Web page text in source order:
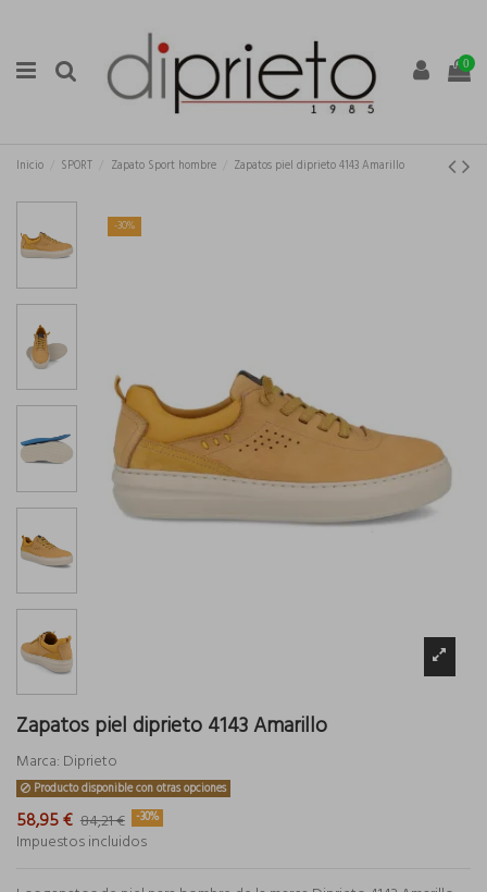
0
Inicio SPORT Zapato Sport hombre Zapatos piel diprieto 4143 Amarillo
-30%
Zapatos piel diprieto 4143 Amarillo
Marca: Diprieto
Producto disponible con otras opciones
58,95 € 84,21 € -30%
Impuestos incluidos